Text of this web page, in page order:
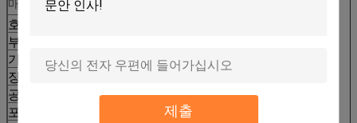
제출
매개변수
값
호환성 코드
부품 번호
기계 유형
크롤러 도저
장착 모델
공급 유형
애프터마켓 교체
포장
강화된 수출 포장 라벨링 가능